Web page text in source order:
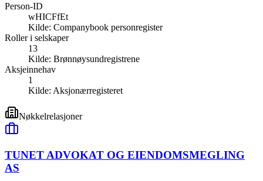
Person-ID
wHICFfEt
Kilde: Companybook personregister
Roller i selskaper
13
Kilde: Brønnøysundregistrene
Aksjeinnehav
1
Kilde: Aksjonærregisteret
Nøkkelrelasjoner
TUNET ADVOKAT OG EIENDOMSMEGLING
AS